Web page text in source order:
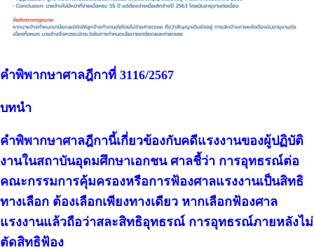
คำพิพากษาศาลฎีกาที่ 3116/2567
บทนำ
คำพิพากษาศาลฎีกานี้เกี่ยวข้องกับคดีแรงงานของผู้ปฏิบัติ
งานในสถาบันอุดมศึกษาเอกชน ศาลชี้ว่า การอุทธรณ์ต่อ
คณะกรรมการคุ้มครองหรือการฟ้องศาลแรงงานเป็นสิทธิ
ทางเลือก ต้องเลือกเพียงทางเดียว หากเลือกฟ้องศาล
แรงงานแล้วถือว่าสละสิทธิอุทธรณ์ การอุทธรณ์ภายหลังไม่
ตัดสิทธิฟ้อง